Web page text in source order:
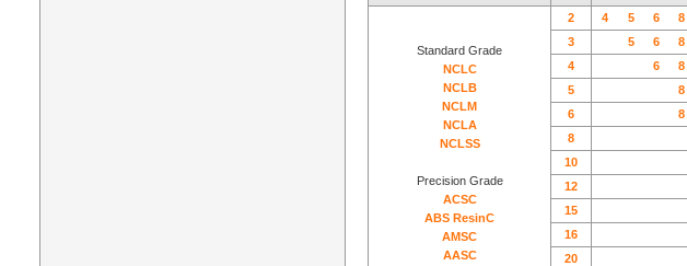
Standard Grade
NCLC
NCLB
NCLM
NCLA
NCLSS
Precision Grade
ACSC
ABS ResinC
AMSC
AASC
2 4 5 6 8
3
5 6 8
4
6 8
5
8
6
8
8
10
12
15
16
20